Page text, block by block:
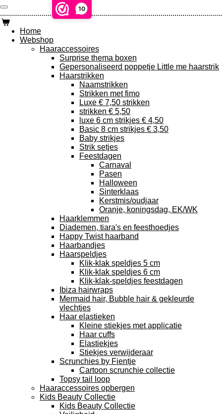
10
Ga
direct
naar
de
hoofdinhoud
Home
Webshop
Haaraccessoires
Surprise thema boxen
Gepersonaliseerd poppetje Little me haarstrik
Haarstrikken
Naamstrikken
Strikken met fimo
Luxe € 7,50 strikken
strikken € 5,50
luxe 6 cm strikjes € 4,50
Basic 8 cm strikjes € 3,50
Baby strikjes
Strik setjes
Feestdagen
Carnaval
Pasen
Halloween
Sinterklaas
Kerstmis/oudjaar
Oranje, koningsdag, EK/WK
Haarklemmen
Diademen, tiara's en feesthoedjes
Happy Twist haarband
Haarbandjes
Haarspeldjes
Klik-klak speldjes 5 cm
Klik-klak speldjes 6 cm
Klik-klak-speldjes feestdagen
Ibiza hairwraps
Mermaid hair, Bubble hair & gekleurde
vlechtjes
Haar elastieken
Kleine stiekjes met applicatie
Haar cuffs
Elastiekjes
Stiekjes verwijderaar
Scrunchies by Fientje
Cartoon scrunchie collectie
Topsy tail loop
Haaraccessoires opbergen
Kids Beauty Collectie
Kids Beauty Collectie